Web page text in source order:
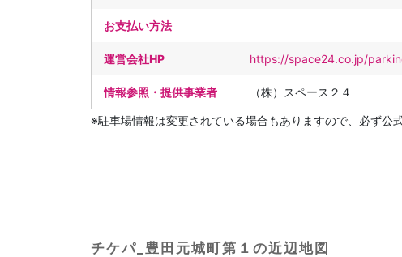
お支払い方法
運営会社HP https://space24.co.jp/
情報参照・提供事業者 （株）スペース２４
※駐車場情報は変更されている場合もありますので、必ず公
チケパ_豊田元城町第１の近辺地図